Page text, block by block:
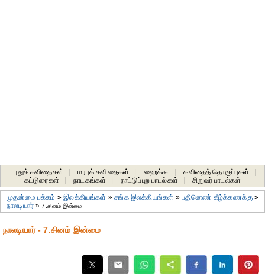
புதுக் கவிதைகள் மரபுக் கவிதைகள் ஹைக்கூ கவிதைத் தொகுப்புகள்
கட்டுரைகள்
நாடகங்கள் நாட்டுப்புற பாடல்கள் சிறுவர் பாடல்கள்
முதன்மை பக்கம் »இலக்கியங்கள் »சங்க இலக்கியங்கள் » பதினெண் கீழ்க்கணக்கு »
நாலடியார்»7.சினம் இன்மை
நாலடியார் - 7.சினம் இன்மை